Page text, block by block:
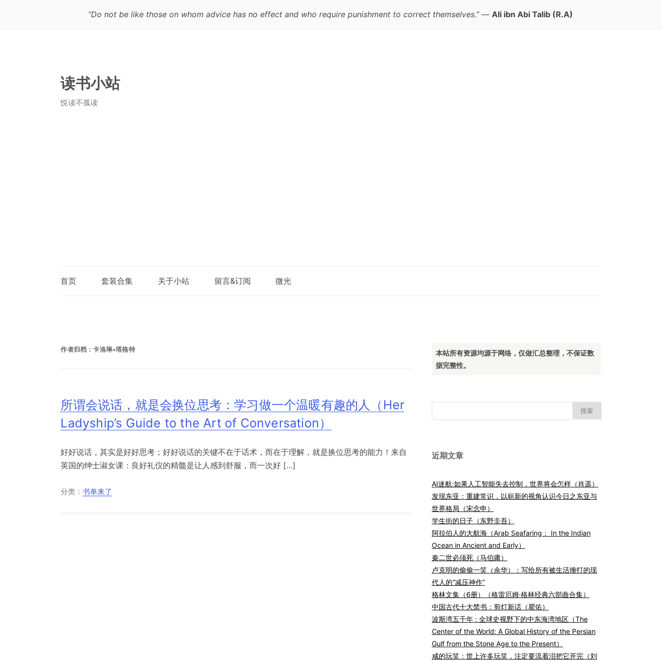
“Do not be like those on whom advice has no effect and who require punishment to correct themselves.”— Ali ibn Abi Talib (R.A)
读书小站
悦读不孤读
首页 套装合集 关于小站 留言&订阅 微光
作者归档：卡洛琳•塔格特
所谓会说话，就是会换位思考：学习做一个温暖有趣的人（Her
Ladyship’s Guide to the Art of Conversation）
好好说话，其实是好好思考；好好说话的关键不在于话术，而在于理解，就是换位思考的能力！来自
英国的绅士淑女课：良好礼仪的精髓是让人感到舒服，而一次好 […]
分类：书单来了
本站所有资源均源于网络，仅做汇总整理，不保证数
据完整性。
索：
近期文章
AI迷航:如果人工智能失去控制，世界将会怎样（肖遥）
发现东亚：重建常识，以崭新的视角认识今日之东亚与
世界格局（宋念申）
学生街的日子（东野圭吾）
阿拉伯人的大航海（Arab Seafaring： In the Indian
Ocean in Ancient and Early）
秦二世必须死（马伯庸）
卢克明的偷偷一笑（余华）：写给所有被生活捶打的现
代人的“减压神作”
格林文集（6册）（格雷厄姆·格林经典六部曲合集）
中国古代十大禁书：剪灯新话（瞿佑）
波斯湾五千年 : 全球史视野下的中东海湾地区（The
Center of the World: A Global History of the Persian
Gulf from the Stone Age to the Present）
咸的玩笑：世上许多玩笑，注定要流着泪把它开完（刘